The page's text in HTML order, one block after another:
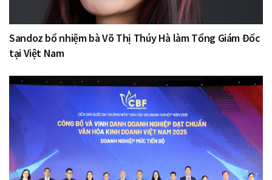
Sandoz bổ nhiệm bà Võ Thị Thúy Hà làm Tổng Giám Đốc
tại Việt Nam